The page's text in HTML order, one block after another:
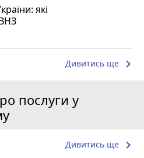
які
Дивитись ще keyboard_arrow_right
послуги у
Дивитись ще keyboard_arrow_right